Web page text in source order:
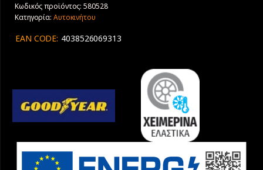
UltraGrip
Perfomance
ποσότητα
Κωδικός προϊόντος:580528
Κατηγορία: Αυτοκινήτου
EAN CODE: 4038526069313